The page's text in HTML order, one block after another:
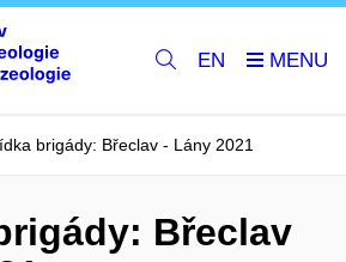
EN
brigády: Břeclav - Lány 2021
Břeclav